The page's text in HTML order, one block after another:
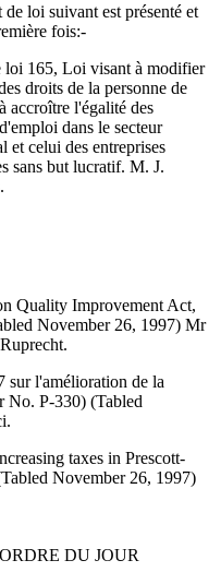
loi suivant est présenté et
fois:-
loi 165, Loi visant à modifier
droits de la personne de
accroître l'égalité des
dans le secteur
et celui des entreprises
sans but lucratif. M. J.
Quality Improvement Act,
November 26, 1997) Mr
sur l'amélioration de la
No. P-330) (Tabled
taxes in Prescott-
November 26, 1997)
ORDRE DU JOUR